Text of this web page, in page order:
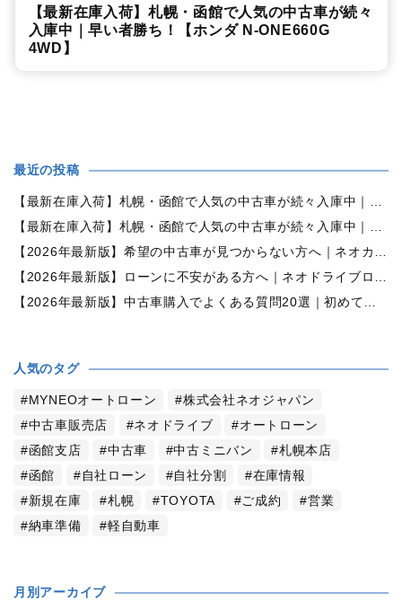
【最新在庫入荷】札幌・函館で人気の中古車が続々
入庫中｜早い者勝ち！【ホンダ N-ONE660G
4WD】
最近の投稿
【最新在庫入荷】札幌・函館で人気の中古車が続々入庫中｜早い者勝ち！【ダイハツ ミラココア660プラスX 4WD】
【最新在庫入荷】札幌・函館で人気の中古車が続々入庫中｜早い者勝ち！【ホンダ N-BOX660カスタムG Lパッケージ 4WD】
【2026年最新版】希望の中古車が見つからない方へ｜ネオカーオーダーで理想の一台を全国からお探しします
【2026年最新版】ローンに不安がある方へ｜ネオドライブローンの窓口で新しいカーライフをサポート
【2026年最新版】中古車購入でよくある質問20選｜初めての方でも失敗しない完全ガイド【札幌・北海道対応】
人気のタグ
MYNEOオートローン
株式会社ネオジャパン
中古車販売店
ネオドライブ
オートローン
函館支店
中古車 中古ミニバン
札幌本店
函館
自社ローン 自社分割
在庫情報
新規在庫
札幌 TOYOTA ご成約
営業
納車準備
軽自動車
月別アーカイブ